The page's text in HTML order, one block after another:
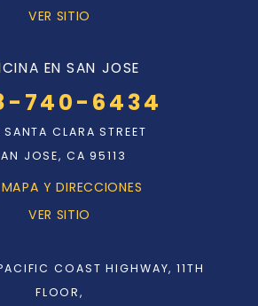
VER SITIO
EN SAN JOSE
740-6434
CLARA STREET
JOSE, CA 95113
Y DIRECCIONES
VER SITIO
COAST HIGHWAY, 11TH
FLOOR,